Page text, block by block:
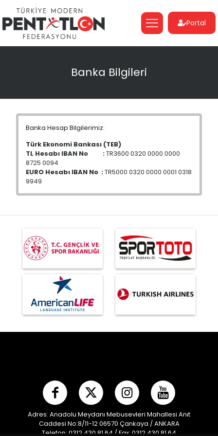
Portal
Banka Bilgileri
Banka Hesap Bilgilerimiz:
Türk Ekonomi Bankası (TEB)
TL Hesabı IBAN No :TR3600 0320 0000 0000
8725 0094
EURO Hesabı IBAN No :TR5000 0320 0000 0001 0318
9949
Adres: Anadolu Meydanı Mebusevleri Mahallesi Anıt
Caddesi No:8/11-12 06570 Çankaya / ANKARA
Telefon: 0312 430 81 64 / Fax: 0312 430 81 64